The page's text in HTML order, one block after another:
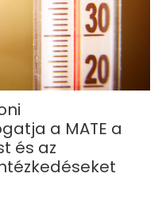
a MATE a
és az